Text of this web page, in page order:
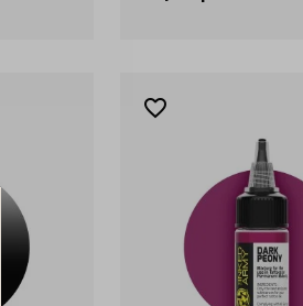
favorite_border